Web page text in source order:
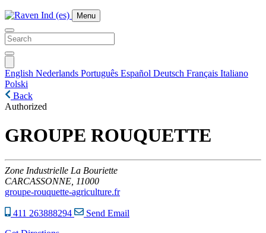
Menu
English Nederlands Português Español Deutsch Français Italiano
Polski
Back
Authorized
GROUPE ROUQUETTE
Zone Industrielle La Bouriette
CARCASSONNE, 11000
groupe-rouquette-agriculture.fr
411 263888294
Send Email